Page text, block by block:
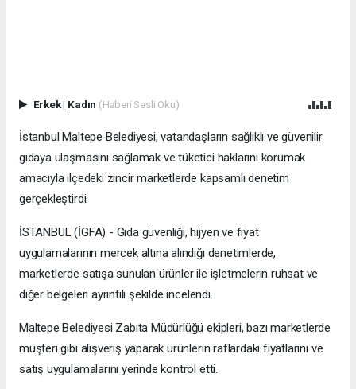
Erkek| Kadın (Haberi Sesli Oku)
İstanbul Maltepe Belediyesi, vatandaşların sağlıklı ve güvenilir
gıdaya ulaşmasını sağlamak ve tüketici haklarını korumak
amacıyla ilçedeki zincir marketlerde kapsamlı denetim
gerçekleştirdi.
İSTANBUL (İGFA) - Gıda güvenliği, hijyen ve fiyat
uygulamalarının mercek altına alındığı denetimlerde,
marketlerde satışa sunulan ürünler ile işletmelerin ruhsat ve
diğer belgeleri ayrıntılı şekilde incelendi.
Maltepe Belediyesi Zabıta Müdürlüğü ekipleri, bazı marketlerde
müşteri gibi alışveriş yaparak ürünlerin raflardaki fiyatlarını ve
satış uygulamalarını yerinde kontrol etti.